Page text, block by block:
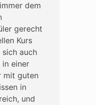
dem
gerecht
Kurs
sich auch
in einer
mit guten
in
und